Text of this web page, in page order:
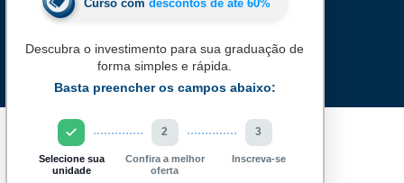
Curso com descontos de até 60%
Descubra o investimento para sua graduação de
forma simples e rápida.
Basta preencher os campos abaixo:
Selecione sua
unidade
2
Confira a melhor
oferta
3
Inscreva-se